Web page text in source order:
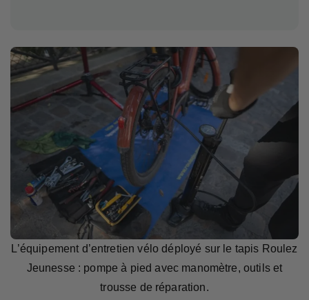
L’équipement d’entretien vélo déployé sur le tapis Roulez
Jeunesse : pompe à pied avec manomètre, outils et
trousse de réparation.